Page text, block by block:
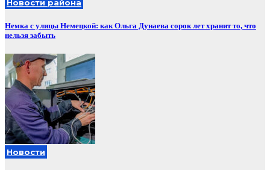
Новости района
Немка с улицы Немецкой: как Ольга Дунаева сорок лет хранит то, что
нельзя забыть
Новости